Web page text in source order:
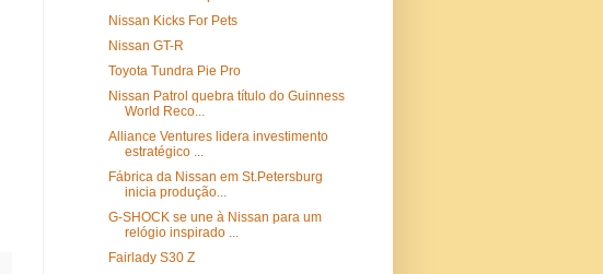
Nissan Kicks For Pets
Nissan GT-R
Toyota Tundra Pie Pro
Nissan Patrol quebra título do Guinness
World Reco...
Alliance Ventures lidera investimento
estratégico ...
Fábrica da Nissan em St.Petersburg
inicia produção...
G-SHOCK se une à Nissan para um
relógio inspirado ...
Fairlady S30 Z